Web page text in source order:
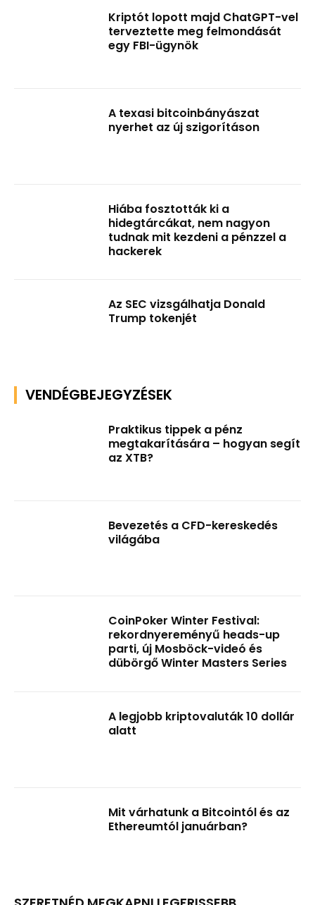
Kriptót lopott majd ChatGPT-vel
terveztette meg felmondását
egy FBI-ügynök
A texasi bitcoinbányászat
nyerhet az új szigorításon
Hiába fosztották ki a
hidegtárcákat, nem nagyon
tudnak mit kezdeni a pénzzel a
hackerek
Az SEC vizsgálhatja Donald
Trump tokenjét
VENDÉGBEJEGYZÉSEK
Praktikus tippek a pénz
megtakarítására – hogyan segít
az XTB?
Bevezetés a CFD-kereskedés
világába
CoinPoker Winter Festival:
rekordnyereményű heads-up
parti, új Mosböck-videó és
dübörgő Winter Masters Series
A legjobb kriptovaluták 10 dollár
alatt
Mit várhatunk a Bitcointól és az
Ethereumtól januárban?